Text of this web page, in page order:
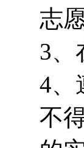
志
3、
4、
不